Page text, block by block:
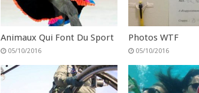
Animaux Qui Font Du Sport
05/10/2016
Photos WTF
05/10/2016